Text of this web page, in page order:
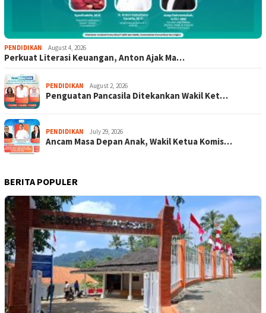
PENDIDIKAN August 4, 2026
Perkuat Literasi Keuangan, Anton Ajak Ma…
PENDIDIKAN August 2, 2026
Penguatan Pancasila Ditekankan Wakil Ket…
PENDIDIKAN July 29, 2026
Ancam Masa Depan Anak, Wakil Ketua Komis…
BERITA POPULER